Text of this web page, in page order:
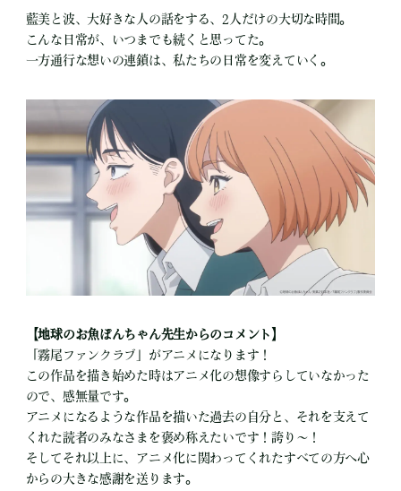
藍美と波、大好きな人の話をする、2人だけの大切な時間。
こんな日常が、いつまでも続くと思ってた。
一方通行な想いの連鎖は、私たちの日常を変えていく。
【地球のお魚ぽんちゃん先生からのコメント】
「霧尾ファンクラブ」がアニメになります！
この作品を描き始めた時はアニメ化の想像すらしていなかった
ので、感無量です。
アニメになるような作品を描いた過去の自分と、それを支えて
くれた読者のみなさまを褒め称えたいです！誇り〜！
そしてそれ以上に、アニメ化に関わってくれたすべての方へ心
からの大きな感謝を送ります。